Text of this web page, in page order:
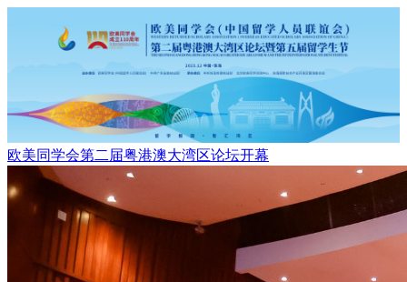
欧美同学会第二届粤港澳大湾区论坛开幕